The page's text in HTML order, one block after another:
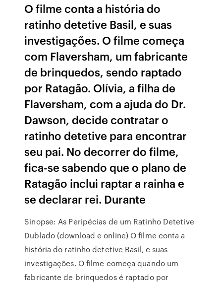
O filme conta a história do
ratinho detetive Basil, e suas
investigações. O filme começa
com Flaversham, um fabricante
de brinquedos, sendo raptado
por Ratagão. Olívia, a filha de
Flaversham, com a ajuda do Dr.
Dawson, decide contratar o
ratinho detetive para encontrar
seu pai. No decorrer do filme,
fica-se sabendo que o plano de
Ratagão inclui raptar a rainha e
se declarar rei. Durante
Sinopse: As Peripécias de um Ratinho Detetive
Dublado (download e online) O filme conta a
história do ratinho detetive Basil, e suas
investigações. O filme começa quando um
fabricante de brinquedos é raptado por